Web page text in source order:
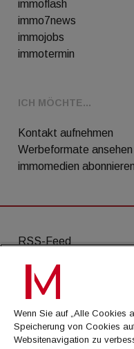
immoflash
immo7news
immojobs
immotermin
ICH MÖCHTE...
Kontakt aufnehmen
Werbeformate ansehen
immomedien abonnieren
RSS-Feed
AGB
Datenschutz
Kontakt
Impressum
Wenn Sie auf „Alle Cookies
Speicherung von Cookies
Websitenavigation zu